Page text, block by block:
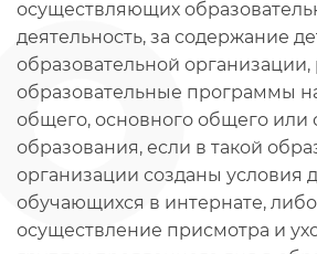
осуществляющих
деятельность, за содержание
образовательной
образовательные программы
общего, основного общего или
образования, если в такой
организации созданы условия
обучающихся в интернате, либо
осуществление присмотра и